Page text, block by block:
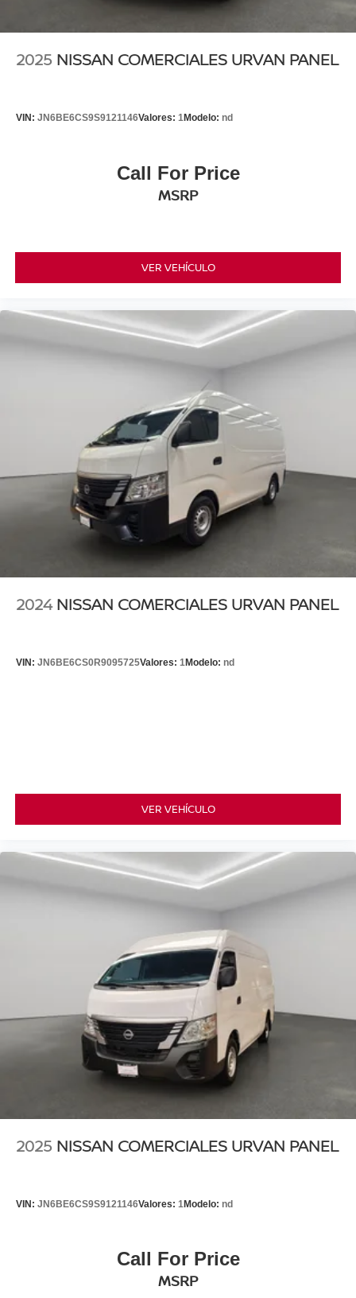
2025 NISSAN COMERCIALES URVAN PANEL
VIN: JN6BE6CS9S9121146Valores: 1Modelo: nd
Call For Price
MSRP
VER VEHÍCULO
2024 NISSAN COMERCIALES URVAN PANEL
VIN: JN6BE6CS0R9095725Valores: 1Modelo: nd
VER VEHÍCULO
2025 NISSAN COMERCIALES URVAN PANEL
VIN: JN6BE6CS9S9121146Valores: 1Modelo: nd
Call For Price
MSRP